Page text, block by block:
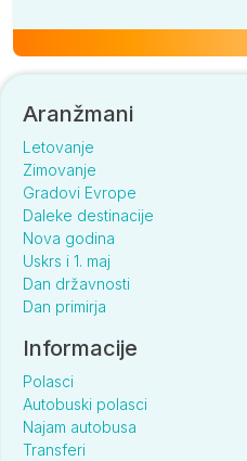
Aranžmani
Letovanje
Zimovanje
Gradovi Evrope
Daleke destinacije
Nova godina
Uskrs i 1. maj
Dan državnosti
Dan primirja
Informacije
Polasci
Autobuski polasci
Najam autobusa
Transferi